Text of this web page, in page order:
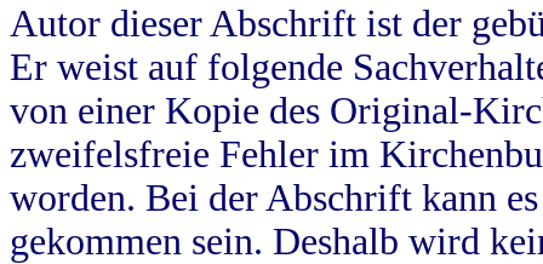
Autor dieser Abschrift ist der
Er weist auf folgende
von einer Kopie des Original-
zweifelsfreie Fehler im
worden. Bei der Abschrift kann
gekommen sein. Deshalb wird